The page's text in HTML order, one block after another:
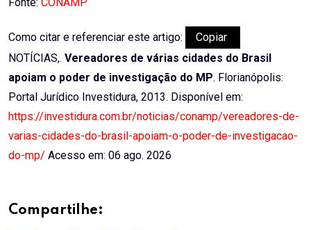
Como citar e referenciar este artigo:
Copiar
NOTÍCIAS,. Vereadores de várias cidades do Brasil
apoiam o poder de investigação do MP. Florianópolis:
Portal Jurídico Investidura, 2013. Disponível em:
https://investidura.com.br/noticias/conamp/vereadores-de-
varias-cidades-do-brasil-apoiam-o-poder-de-investigacao-
do-mp/ Acesso em: 06 ago. 2026
Compartilhe: